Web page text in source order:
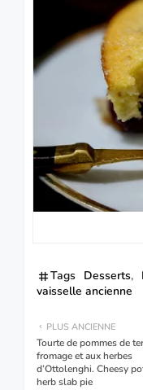
Tags Desserts
vaisselle ancienne
PLUS ANCIENNE
Tourte de pommes de
fromage et aux herbes
d’Ottolenghi. Cheesy
herb slab pie